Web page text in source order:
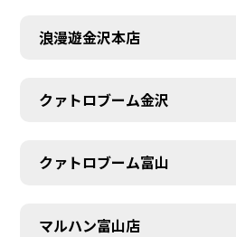
浪漫遊金沢本店
クァトロブーム金沢
クァトロブーム富山
マルハン富山店